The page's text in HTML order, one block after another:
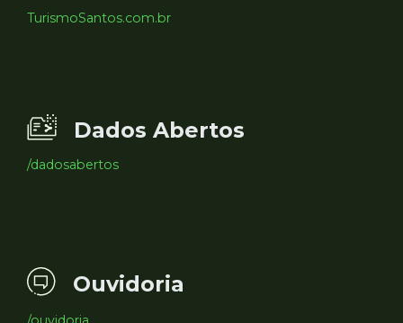
TurismoSantos.com.br
Dados Abertos
/dadosabertos
Ouvidoria